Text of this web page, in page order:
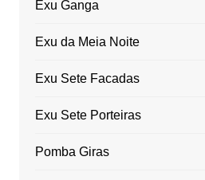
Exu Ganga
Exu da Meia Noite
Exu Sete Facadas
Exu Sete Porteiras
Pomba Giras